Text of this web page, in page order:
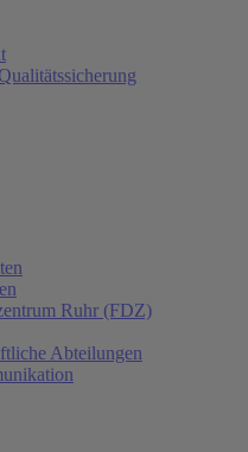
Ruhr (FDZ)
Abteilungen